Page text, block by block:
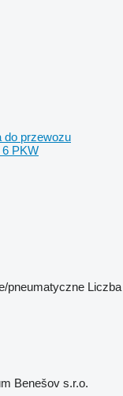
do przewozu
6 PKW
pneumatyczne Liczba
Benešov s.r.o.